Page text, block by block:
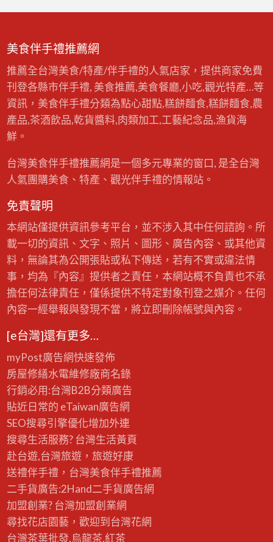
美食伴手禮推薦網
推薦全台灣美食/特產/伴手禮的人氣店家，提供商家免費
刊登各縣市伴手禮, 美食推薦,美食餐廳,小吃,觀光特產…等
資訊，美食伴手禮分類為點心甜點,糕餅麵食,糕餅麵食,農
產品,茶酒飲品,乾貨醬料,肉類加工,工藝紀念品,漁貨海
鮮。
台灣美食伴手禮推薦網是一個多元專業的窗口, 是全台灣
人氣團購美食、特產、觀光伴手禮的情報站。
免責聲明
本網站僅提供資訊參考平台，並不涉入其中任何諮詢。所
載一切的資訊、文字、照片、圖形、廣告內容、或其他資
料，無論其為公開張貼或私下傳送，若有不實或違法情
事，均為『內容』提供者之責任，本網站概不負責也不承
擔任何法律責任，僅係提供不特定對象刊登之媒介。任何
內容一經舉報與發現不當，將立即刪除帳號與內容。
[e台灣]還有更多…
myPost廣告網快速發佈
房屋修繕水電維修廠商名錄
行銷必用:台灣B2B分類廣告
貼近日常的 eTaiwan廣告網
SEO搜尋引擎優化增加外連
搜尋生活服務? 台灣生活黃頁
赴台遊,台灣旅遊，旅遊好康
送禮伴手禮，台灣美食伴手禮推薦
二手貨廣告:2Hand二手貨廣告網
加盟創業? 台灣加盟創業網
尋找花店園藝，歡迎到台灣花網
台灣茶葉批發,烏龍茶,紅茶